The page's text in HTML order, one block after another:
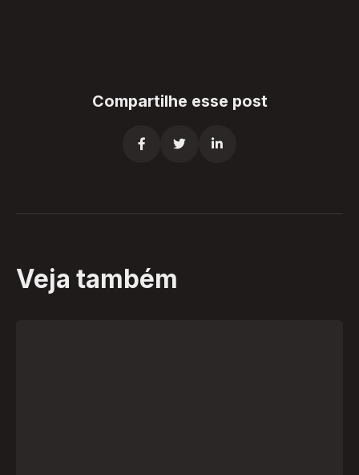
Compartilhe esse post
  
Veja também